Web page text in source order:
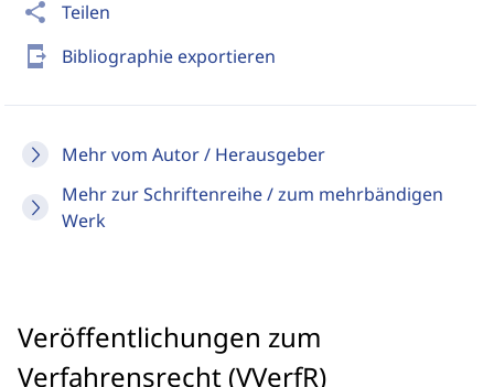
share Teilen
send_to_mobile Bibliographie exportieren
Mehr vom Autor / Herausgeber
Mehr zur Schriftenreihe / zum mehrbändigen
Werk
Veröffentlichungen zum
Verfahrensrecht (VVerfR)